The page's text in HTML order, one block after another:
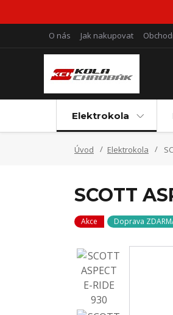
O nás Jak nakupovat
Elektrokola
Úvod Elektrokola
SCOTT
Akce Doprava